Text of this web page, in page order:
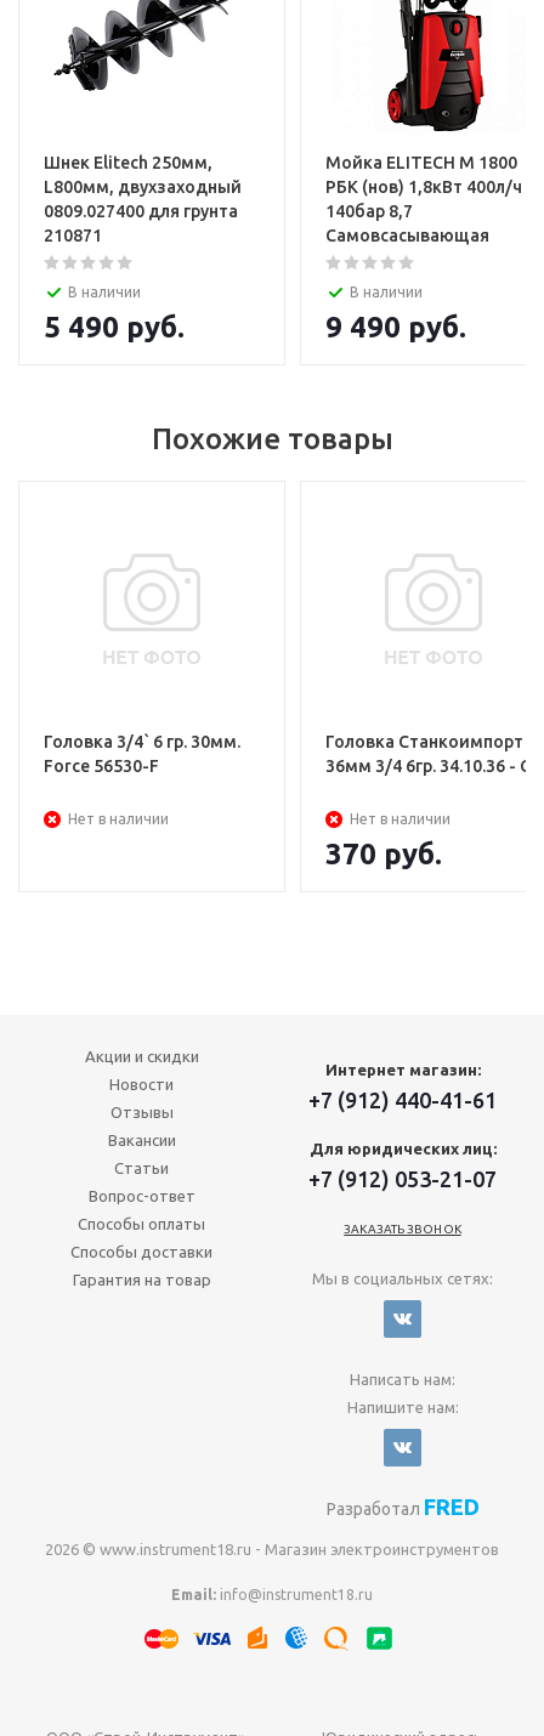
Шнек Elitech 250мм,
L800мм, двухзаходный
0809.027400 для грунта
210871
В наличии
5 490 руб.
Мойка ELITECH М 1800
РБК (нов) 1,8кВт 400л/ч
140бар 8,7
Самовсасывающая
В наличии
9 490 руб.
Похожие товары
Головка 3/4` 6 гр. 30мм.
Force 56530-F
Нет в наличии
Головка Станкоимпорт
36мм 3/4 6гр. 34.10.36 - CS
Нет в наличии
370 руб.
Акции и скидки
Новости
Отзывы
Вакансии
Статьи
Вопрос-ответ
Способы оплаты
Способы доставки
Гарантия на товар
Интернет магазин:
+7 (912) 440-41-61
Для юридических лиц:
+7 (912) 053-21-07
ЗАКАЗАТЬ ЗВОНОК
Мы в социальных сетях:
Написать нам:
Напишите нам:
Разработал FRED
2026 © www.instrument18.ru - Магазин электроинструментов
Email: info@instrument18.ru